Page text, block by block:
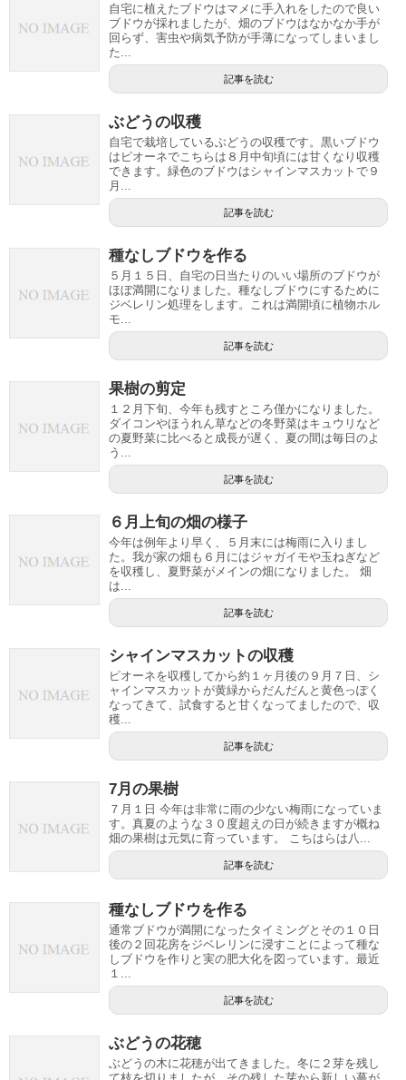
自宅に植えたブドウはマメに手入れをしたので良い
ブドウが採れましたが、畑のブドウはなかなか手が
回らず、害虫や病気予防が手薄になってしまいまし
た...
記事を読む
ぶどうの収穫
自宅で栽培しているぶどうの収穫です。黒いブドウ
はピオーネでこちらは８月中旬頃には甘くなり収穫
できます。緑色のブドウはシャインマスカットで９
月...
記事を読む
種なしブドウを作る
５月１５日、自宅の日当たりのいい場所のブドウが
ほぼ満開になりました。種なしブドウにするために
ジベレリン処理をします。これは満開頃に植物ホル
モ...
記事を読む
果樹の剪定
１２月下旬、今年も残すところ僅かになりました。
ダイコンやほうれん草などの冬野菜はキュウリなど
の夏野菜に比べると成長が遅く、夏の間は毎日のよ
う...
記事を読む
６月上旬の畑の様子
今年は例年より早く、５月末には梅雨に入りまし
た。我が家の畑も６月にはジャガイモや玉ねぎなど
を収穫し、夏野菜がメインの畑になりました。 畑
は...
記事を読む
シャインマスカットの収穫
ピオーネを収穫してから約１ヶ月後の９月７日、シ
ャインマスカットが黄緑からだんだんと黄色っぽく
なってきて、試食すると甘くなってましたので、収
穫...
記事を読む
7月の果樹
７月１日 今年は非常に雨の少ない梅雨になっていま
す。真夏のような３０度超えの日が続きますが概ね
畑の果樹は元気に育っています。 こちはらは八...
記事を読む
種なしブドウを作る
通常ブドウが満開になったタイミングとその１０日
後の２回花房をジベレリンに浸すことによって種な
しブドウを作りと実の肥大化を図っています。最近
１...
記事を読む
ぶどうの花穂
ぶどうの木に花穂が出てきました。冬に２芽を残し